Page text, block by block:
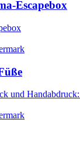
Escapebox
und